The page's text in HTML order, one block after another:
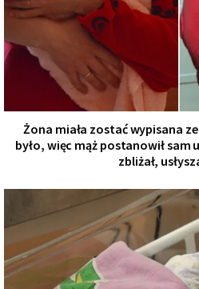
Żona miała zostać wypisana
było, więc mąż postanowił sam
zbliżał,